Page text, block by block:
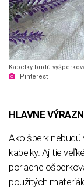
Kabelky budú
Pinterest
HLAVNE
Ako šperk
kabelky. Aj tie
poriadne
použitých